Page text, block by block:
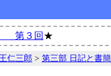
第３回 ★
仁三郎 >第三部 日記と書簡